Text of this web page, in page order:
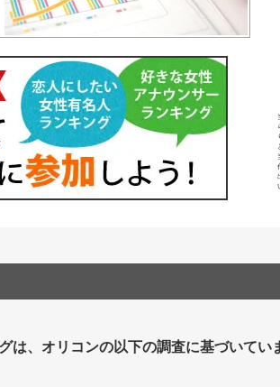
は、オリコンの以下の調査に基づいてい